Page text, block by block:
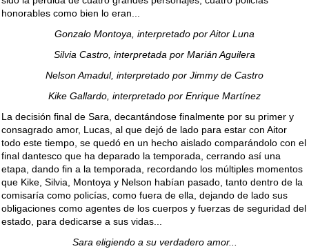
honorables como bien lo eran...
Gonzalo Montoya, interpretado por Aitor Luna
Silvia Castro, interpretada por Marián Aguilera
Nelson Amadul, interpretado por Jimmy de Castro
Kike Gallardo, interpretado por Enrique Martínez
La decisión final de Sara, decantándose finalmente por su primer y
consagrado amor, Lucas, al que dejó de lado para estar con Aitor
todo este tiempo, se quedó en un hecho aislado comparándolo con el
final dantesco que ha deparado la temporada, cerrando así una
etapa, dando fin a la temporada, recordando los múltiples momentos
que Kike, Silvia, Montoya y Nelson habían pasado, tanto dentro de la
comisaría como policías, como fuera de ella, dejando de lado sus
obligaciones como agentes de los cuerpos y fuerzas de seguridad del
estado, para dedicarse a sus vidas...
Sara eligiendo a su verdadero amor...